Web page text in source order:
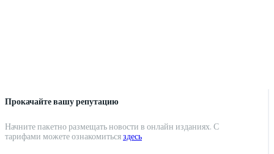
Прокачайте вашу репутацию
Начните пакетно размещать новости в онлайн изданиях. С
тарифами можете ознакомитьсяздесь